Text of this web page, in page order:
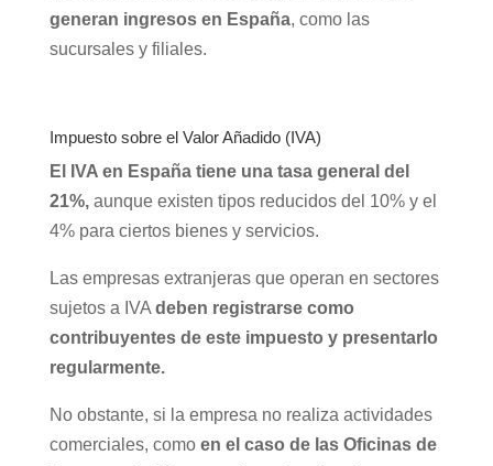
generan ingresos en España, como las
sucursales y filiales.
Impuesto sobre el Valor Añadido (IVA)
El IVA en España tiene una tasa general del
21%,aunque existen tipos reducidos del 10% y el
4% para ciertos bienes y servicios.
Las empresas extranjeras que operan en sectores
sujetos a IVA deben registrarse como
contribuyentes de este impuesto y presentarlo
regularmente.
No obstante, si la empresa no realiza actividades
comerciales, como en el caso de las Oficinas de